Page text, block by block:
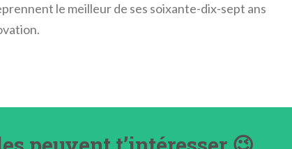
le meilleur de ses soixante-dix-sept ans